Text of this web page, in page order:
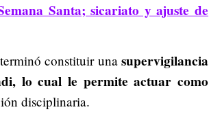
Santa; sicariato y ajuste de
constituir una supervigilancia
lo cual le permite actuar como
disciplinaria.